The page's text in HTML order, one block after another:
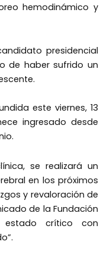
hemodinámico y
presidencial
de haber sufrido un
este viernes, 13
ingresado desde
se realizará un
en los próximos
y revaloración de
de la Fundación
estado crítico con